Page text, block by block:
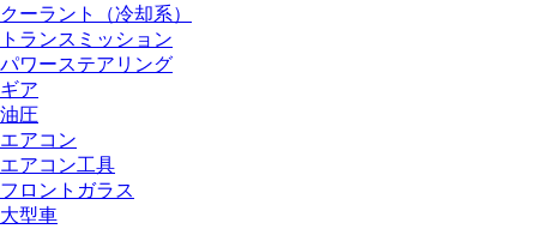
クーラント（冷却系）
トランスミッション
パワーステアリング
ギア
油圧
エアコン
エアコン工具
フロントガラス
大型車